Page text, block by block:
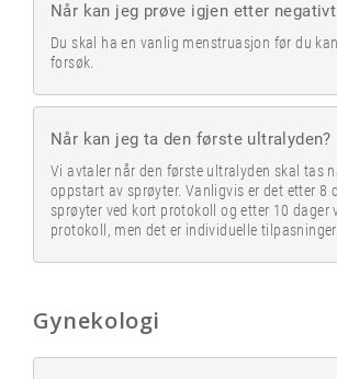
Når kan jeg prøve igjen etter
Du skal ha en vanlig menstruasjon før du
forsøk.
Når kan jeg ta den første ultralyden?
Vi avtaler når den første ultralyden skal tas
oppstart av sprøyter. Vanligvis er det etter 8
sprøyter ved kort protokoll og etter 10 dager
protokoll, men det er individuelle tilpasninger.
Gynekologi